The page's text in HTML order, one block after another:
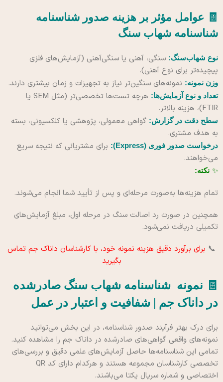
🧾 عوامل مؤثر بر هزینه صدور شناسنامه
شناسنامه شهاب سنگ
نوع شهاب‌سنگ: سنگی، آهنی یا سنگی‌آهنی (آزمایش‌های فلزی
پیچیده‌تر برای نوع آهنی).
وزن نمونه: نمونه‌های سنگین‌تر نیاز به تجهیزات و زمان بیشتری دارند.
تعداد و نوع آزمایش‌ها:
هرچه تست‌ها تخصصی‌تر (مثل SEM یا
FTIR)، هزینه بالاتر.
سطح دقت در گزارش: گواهی معمولی، پژوهشی یا کلکسیونی، بسته
به هدف مشتری.
درخواست صدور فوری (Express):
برای مشتریانی که نتیجه سریع
می‌خواهند.
✨ نکته:
تمام هزینه‌ها به‌صورت مرحله‌ای و پس از تأیید شما انجام می‌شوند.
همچنین در صورت رد اصالت سنگ در مرحله اول، مبلغ آزمایش‌های
تکمیلی دریافت نمی‌شود.
📞 برای برآورد دقیق هزینه نمونه خود، با کارشناسان داناک جم تماس
بگیرید
🧾 نمونه شناسنامه شهاب سنگ صادرشده
در داناک جم | شفافیت و اعتبار در عمل
برای درک بهتر فرآیند صدور شناسنامه، در این بخش می‌توانید
نمونه‌های واقعی گواهی‌های صادرشده در داناک جم را مشاهده کنید.
تمامی این شناسنامه‌ها حاصل آزمایش‌های علمی دقیق و بررسی‌های
تخصصی کارشناسان مجموعه هستند و هرکدام دارای کد QR
اختصاصی و شماره سریال یکتا می‌باشند.